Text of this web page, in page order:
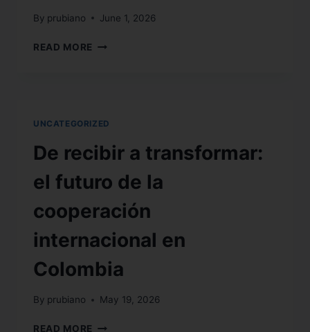
By prubiano June 1, 2026
READ MORE
UNCATEGORIZED
De recibir a transformar:
el futuro de la
cooperación
internacional en
Colombia
By prubiano May 19, 2026
READ MORE